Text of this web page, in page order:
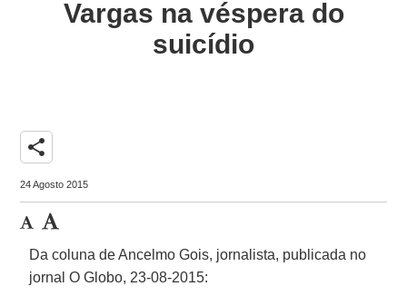
Vargas na véspera do
suicídio
share
24 Agosto 2015
Da coluna de Ancelmo Gois, jornalista, publicada no
jornal O Globo, 23-08-2015: